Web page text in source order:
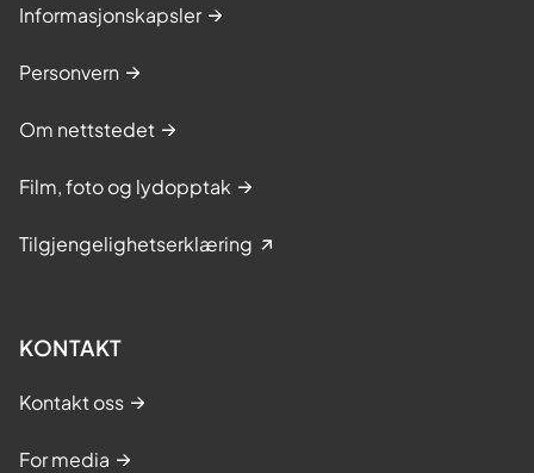
Informasjonskapsler
Personvern
Om nettstedet
Film, foto og lydopptak
Tilgjengelighetserklæring
KONTAKT
Kontakt oss
For media